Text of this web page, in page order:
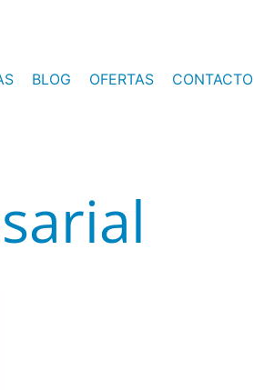
BLOG OFERTAS CONTACTO